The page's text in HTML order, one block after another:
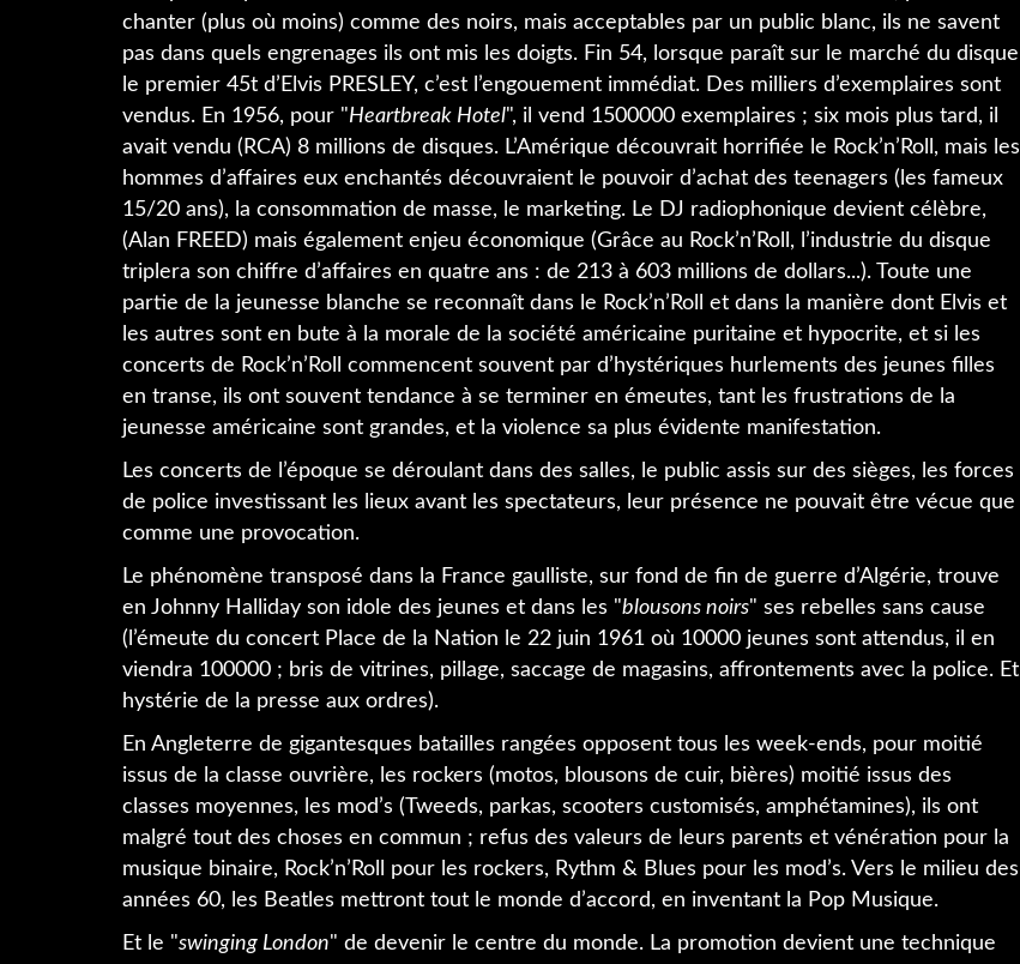
chanter (plus où moins) comme des noirs, mais acceptables par un public blanc, ils ne savent
pas dans quels engrenages ils ont mis les doigts. Fin 54, lorsque paraît sur le marché du disque
le premier 45t d’Elvis PRESLEY, c’est l’engouement immédiat. Des milliers d’exemplaires sont
vendus. En 1956, pour "Heartbreak Hotel", il vend 1500000 exemplaires ; six mois plus tard, il
avait vendu (RCA) 8 millions de disques. L’Amérique découvrait horrifiée le Rock’n’Roll, mais les
hommes d’affaires eux enchantés découvraient le pouvoir d’achat des teenagers (les fameux
15/20 ans), la consommation de masse, le marketing. Le DJ radiophonique devient célèbre,
(Alan FREED) mais également enjeu économique (Grâce au Rock’n’Roll, l’industrie du disque
triplera son chiffre d’affaires en quatre ans : de 213 à 603 millions de dollars...). Toute une
partie de la jeunesse blanche se reconnaît dans le Rock’n’Roll et dans la manière dont Elvis et
les autres sont en bute à la morale de la société américaine puritaine et hypocrite, et si les
concerts de Rock’n’Roll commencent souvent par d’hystériques hurlements des jeunes filles
en transe, ils ont souvent tendance à se terminer en émeutes, tant les frustrations de la
jeunesse américaine sont grandes, et la violence sa plus évidente manifestation.
Les concerts de l’époque se déroulant dans des salles, le public assis sur des sièges, les forces
de police investissant les lieux avant les spectateurs, leur présence ne pouvait être vécue que
comme une provocation.
Le phénomène transposé dans la France gaulliste, sur fond de fin de guerre d’Algérie, trouve
en Johnny Halliday son idole des jeunes et dans les "blousons noirs" ses rebelles sans cause
(l’émeute du concert Place de la Nation le 22 juin 1961 où 10000 jeunes sont attendus, il en
viendra 100000 ; bris de vitrines, pillage, saccage de magasins, affrontements avec la police. Et
hystérie de la presse aux ordres).
En Angleterre de gigantesques batailles rangées opposent tous les week-ends, pour moitié
issus de la classe ouvrière, les rockers (motos, blousons de cuir, bières) moitié issus des
classes moyennes, les mod’s (Tweeds, parkas, scooters customisés, amphétamines), ils ont
malgré tout des choses en commun ; refus des valeurs de leurs parents et vénération pour la
musique binaire, Rock’n’Roll pour les rockers, Rythm & Blues pour les mod’s. Vers le milieu des
années 60, les Beatles mettront tout le monde d’accord, en inventant la Pop Musique.
Et le "swinging London" de devenir le centre du monde. La promotion devient une technique